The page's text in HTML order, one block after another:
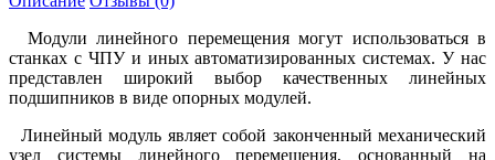
Модули линейного перемещения могут использоваться в
станках с ЧПУ и иных автоматизированных системах. У нас
представлен широкий выбор качественных линейных
подшипников в виде опорных модулей.
Линейный модуль являет собой законченный механический
узел системы линейного перемещения, основанный на